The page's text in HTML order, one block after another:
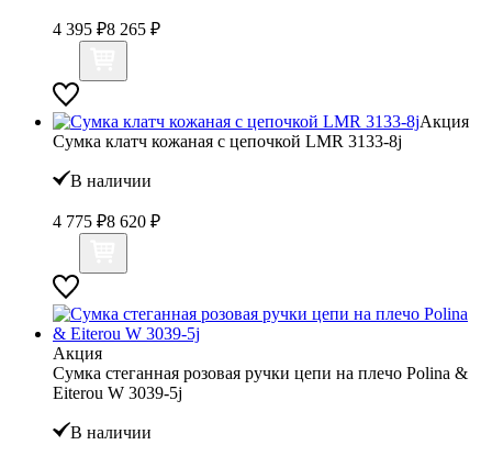
4 395 ₽8 265 ₽
Акция
Сумка клатч кожаная с цепочкой LMR 3133-8j
В наличии
4 775 ₽8 620 ₽
Акция
Сумка стеганная розовая ручки цепи на плечо Polina &
Eiterou W 3039-5j
В наличии